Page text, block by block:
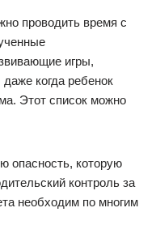
проводить время с
игры,
когда ребенок
Этот список можно
опасность, которую
контроль за
необходим по многим